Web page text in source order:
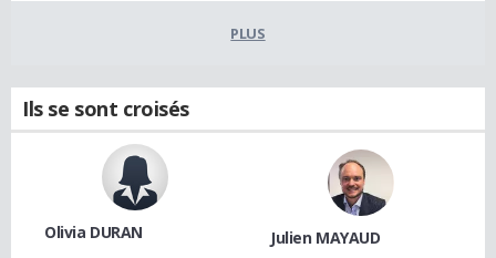
PLUS
Ils se sont croisés
Olivia DURAN Julien MAYAUD